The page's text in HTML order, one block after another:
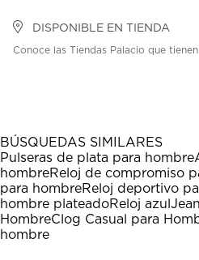
DISPONIBLE EN TIENDA
Conoce las Tiendas Palacio que
BÚSQUEDAS SIMILARES
Pulseras de plata para hombre
hombreReloj de compromiso
para hombreReloj deportivo
hombre plateadoReloj azul
HombreClog Casual para
hombre